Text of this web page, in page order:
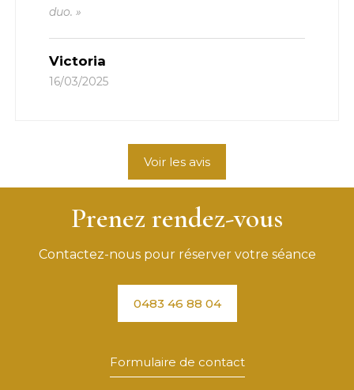
duo. »
Victoria
16/03/2025
Voir les avis
Prenez rendez-vous
Contactez-nous pour réserver votre séance
0483 46 88 04
Formulaire de contact